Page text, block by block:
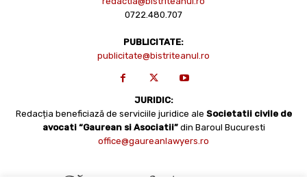
0722.480.707
PUBLICITATE:
publicitate@bistriteanul.ro
JURIDIC:
Redacția beneficiază de serviciile juridice ale Societatii civile de
avocati “Gaurean si Asociatii” din Baroul Bucuresti
office@gaureanlawyers.ro